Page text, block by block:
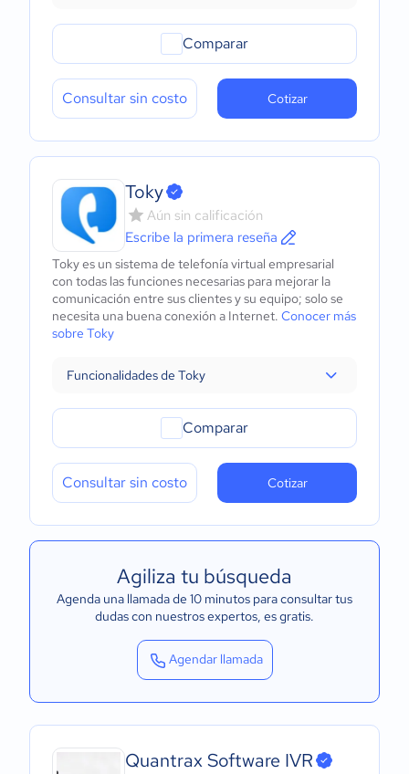
Comparar
Consultar sin costo Cotizar
Toky
Aún sin calificación
Escribe la primera reseña
Toky es un sistema de telefonía virtual empresarial
con todas las funciones necesarias para mejorar la
comunicación entre sus clientes y su equipo; solo se
necesita una buena conexión a Internet. Conocer más
sobre Toky
Funcionalidades de Toky
Comparar
Consultar sin costo Cotizar
Agiliza tu búsqueda
Agenda una llamada de 10 minutos para consultar tus
dudas con nuestros expertos, es gratis.
Agendar llamada
Quantrax Software IVR